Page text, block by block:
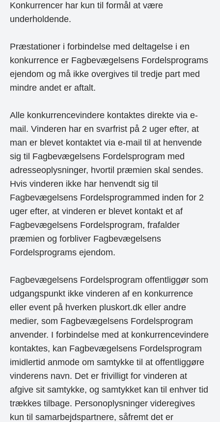
Konkurrencer har kun til formål at være
underholdende.
Præstationer i forbindelse med deltagelse i en
konkurrence er Fagbevægelsens Fordelsprograms
ejendom og må ikke overgives til tredje part med
mindre andet er aftalt.
Alle konkurrencevindere kontaktes direkte via e-
mail. Vinderen har en svarfrist på 2 uger efter, at
man er blevet kontaktet via e-mail til at henvende
sig til Fagbevægelsens Fordelsprogram med
adresseoplysninger, hvortil præmien skal sendes.
Hvis vinderen ikke har henvendt sig til
Fagbevægelsens Fordelsprogrammed inden for 2
uger efter, at vinderen er blevet kontakt et af
Fagbevægelsens Fordelsprogram, frafalder
præmien og forbliver Fagbevægelsens
Fordelsprograms ejendom.
Fagbevægelsens Fordelsprogram offentliggør som
udgangspunkt ikke vinderen af en konkurrence
eller event på hverken pluskort.dk eller andre
medier, som Fagbevægelsens Fordelsprogram
anvender. I forbindelse med at konkurrencevindere
kontaktes, kan Fagbevægelsens Fordelsprogram
imidlertid anmode om samtykke til at offentliggøre
vinderens navn. Det er frivilligt for vinderen at
afgive sit samtykke, og samtykket kan til enhver tid
trækkes tilbage. Personoplysninger videregives
kun til samarbejdspartnere, såfremt det er